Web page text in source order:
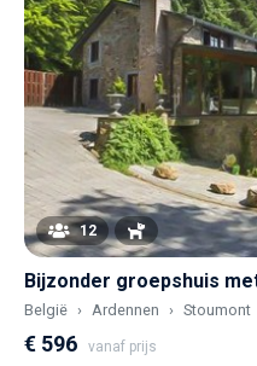
12
België Ardennen Stoumont
€ 596 vanaf prijs